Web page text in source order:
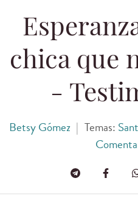
chica que
-
Betsy Gómez | Temas: